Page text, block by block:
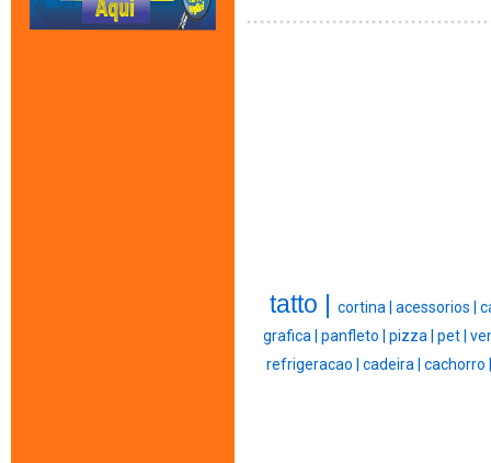
tatto | cortina | acessorios |
grafica | panfleto | pizza | pet |
refrigeracao | cadeira | cachorro